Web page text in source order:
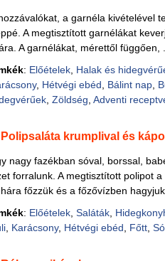
a garnéla kivételével
A megtisztított garnélákat
A garnélákat, mérettől függően,
: Előételek, Halak és
, Hétvégi ebéd Bálint nap,
, Zöldség Adventi
Polipsaláta krumplival és
nagy fazékban sóval, borssal,
forralunk. A megtisztított polipot
főzzük és a főzővízben hagyjuk
: Előételek, Saláták,
, Karácsony, Hétvégi ebéd Főtt,